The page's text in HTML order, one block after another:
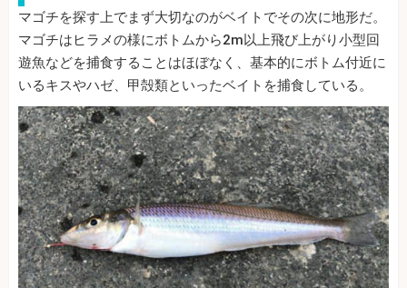
マゴチを探す上でまず大切なのがベイトでその次に地形だ。
マゴチはヒラメの様にボトムから2m以上飛び上がり小型回
遊魚などを捕食することはほぼなく、基本的にボトム付近に
いるキスやハゼ、甲殻類といったベイトを捕食している。